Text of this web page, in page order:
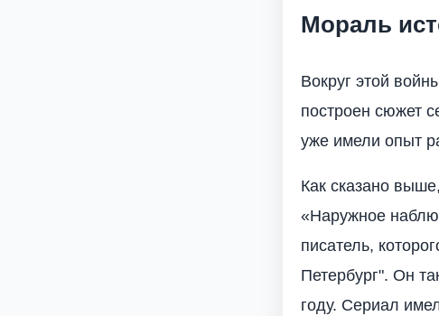
Мораль
Вокруг этой
построен сюжет
уже имели опыт
Как сказано
«Наружное
писатель,
Петербург". Он
году. Сериал